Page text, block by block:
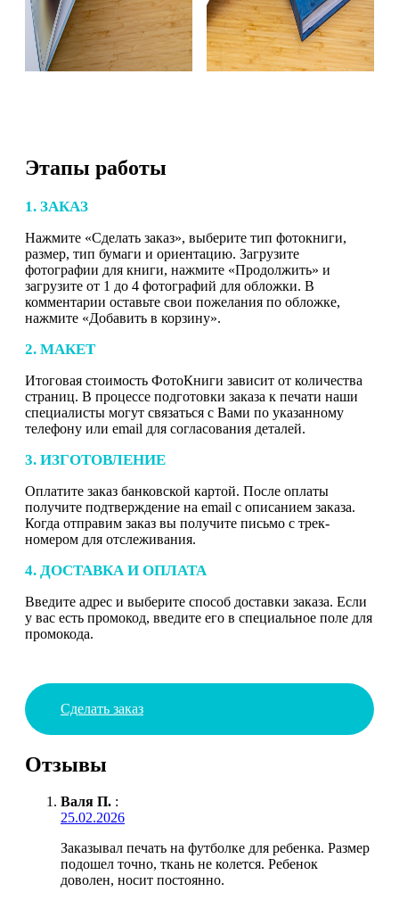
Этапы работы
1. ЗАКАЗ
Нажмите «Сделать заказ», выберите тип фотокниги,
размер, тип бумаги и ориентацию. Загрузите
фотографии для книги, нажмите «Продолжить» и
загрузите от 1 до 4 фотографий для обложки. В
комментарии оставьте свои пожелания по обложке,
нажмите «Добавить в корзину».
2. МАКЕТ
Итоговая стоимость ФотоКниги зависит от количества
страниц. В процессе подготовки заказа к печати наши
специалисты могут связаться с Вами по указанному
телефону или email для согласования деталей.
3. ИЗГОТОВЛЕНИЕ
Оплатите заказ банковской картой. После оплаты
получите подтверждение на email с описанием заказа.
Когда отправим заказ вы получите письмо с трек-
номером для отслеживания.
4. ДОСТАВКА И ОПЛАТА
Введите адрес и выберите способ доставки заказа. Если
у вас есть промокод, введите его в специальное поле для
промокода.
Сделать заказ
Отзывы
Валя П. :
25.02.2026
Заказывал печать на футболке для ребенка. Размер
подошел точно, ткань не колется. Ребенок
доволен, носит постоянно.